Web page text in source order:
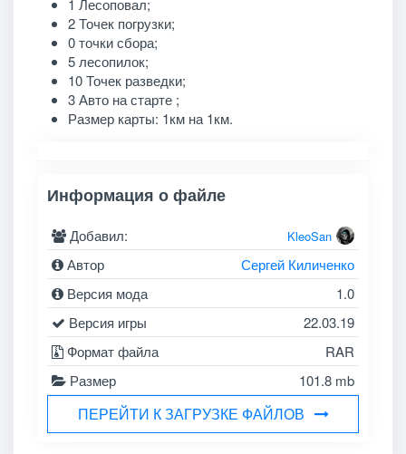
1 Лесоповал;
2 Точек погрузки;
0 точки сбора;
5 лесопилок;
10 Точек разведки;
3 Авто на старте ;
Размер карты: 1км на 1км.
Информация о файле
Добавил: KleoSan
Автор
Сергей Киличенко
Версия мода
1.0
Версия игры
22.03.19
Формат файла
RAR
Размер
101.8 mb
ПЕРЕЙТИ К ЗАГРУЗКЕ ФАЙЛОВ